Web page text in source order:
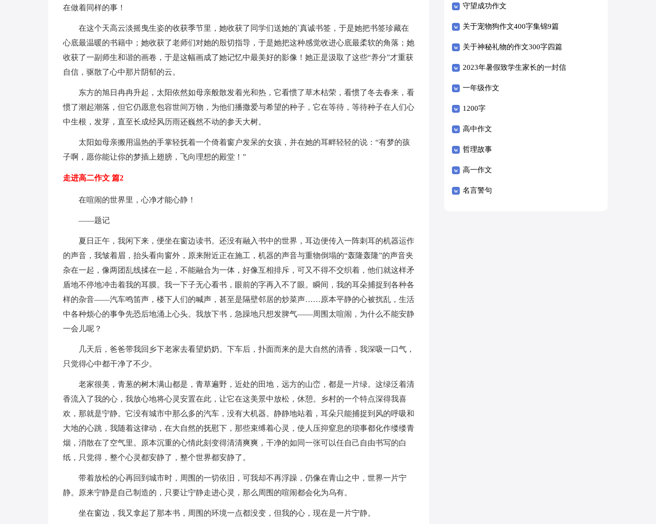
在做着同样的事！
在这个天高云淡摇曳生姿的收获季节里，她收获了同学们送她的`真诚书签，于是她把书签珍藏在
心底最温暖的书籍中；她收获了老师们对她的殷切指导，于是她把这种感觉收进心底最柔软的角落；她
收获了一副师生和谐的画卷，于是这幅画成了她记忆中最美好的影像！她正是汲取了这些“养分”才重获
自信，驱散了心中那片阴郁的云。
东方的旭日冉冉升起，太阳依然如母亲般散发着光和热，它看惯了草木枯荣，看惯了冬去春来，看
惯了潮起潮落，但它仍愿意包容世间万物，为他们播撒爱与希望的种子，它在等待，等待种子在人们心
中生根，发芽，直至长成经风历雨还巍然不动的参天大树。
太阳如母亲搬用温热的手掌轻抚着一个倚着窗户发呆的女孩，并在她的耳畔轻轻的说：“有梦的孩
子啊，愿你能让你的梦插上翅膀，飞向理想的殿堂！”
走进高二作文 篇2
在喧闹的世界里，心净才能心静！
——题记
夏日正午，我闲下来，便坐在窗边读书。还没有融入书中的世界，耳边便传入一阵刺耳的机器运作
的声音，我皱着眉，抬头看向窗外，原来附近正在施工，机器的声音与重物倒塌的“轰隆轰隆”的声音夹
杂在一起，像两团乱线揉在一起，不能融合为一体，好像互相排斥，可又不得不交织着，他们就这样矛
盾地不停地冲击着我的耳膜。我一下子无心看书，眼前的字再入不了眼。瞬间，我的耳朵捕捉到各种各
样的杂音——汽车鸣笛声，楼下人们的喊声，甚至是隔壁邻居的炒菜声……原本平静的心被扰乱，生活
中各种烦心的事争先恐后地涌上心头。我放下书，急躁地只想发脾气——周围太喧闹，为什么不能安静
一会儿呢？
几天后，爸爸带我回乡下老家去看望奶奶。下车后，扑面而来的是大自然的清香，我深吸一口气，
只觉得心中都干净了不少。
老家很美，青葱的树木满山都是，青草遍野，近处的田地，远方的山峦，都是一片绿。这绿泛着清
香流入了我的心，我放心地将心灵安置在此，让它在这美景中放松，休憩。乡村的一个特点深得我喜
欢，那就是宁静。它没有城市中那么多的汽车，没有大机器。静静地站着，耳朵只能捕捉到风的呼吸和
大地的心跳，我随着这律动，在大自然的抚慰下，那些束缚着心灵，使人压抑窒息的琐事都化作缕缕青
烟，消散在了空气里。原本沉重的心情此刻变得清清爽爽，干净的如同一张可以任自己自由书写的白
纸，只觉得，整个心灵都安静了，整个世界都安静了。
带着放松的心再回到城市时，周围的一切依旧，可我却不再浮躁，仍像在青山之中，世界一片宁
静。原来宁静是自己制造的，只要让宁静走进心灵，那么周围的喧闹都会化为乌有。
坐在窗边，我又拿起了那本书，周围的环境一点都没变，但我的心，现在是一片宁静。
守望成功作文
关于宠物狗作文400字集锦9篇
关于神秘礼物的作文300字四篇
2023年暑假致学生家长的一封信
一年级作文
1200字
高中作文
哲理故事
高一作文
名言警句